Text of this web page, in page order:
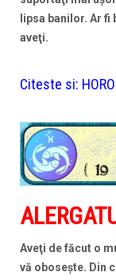
lipsa banilor. Ar fi
aveţi.
Citeste si:
Aveţi de făcut o
vă oboseşte. Din